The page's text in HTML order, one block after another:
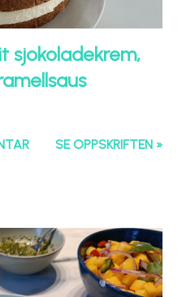
sjokoladekrem,
SE OPPSKRIFTEN »